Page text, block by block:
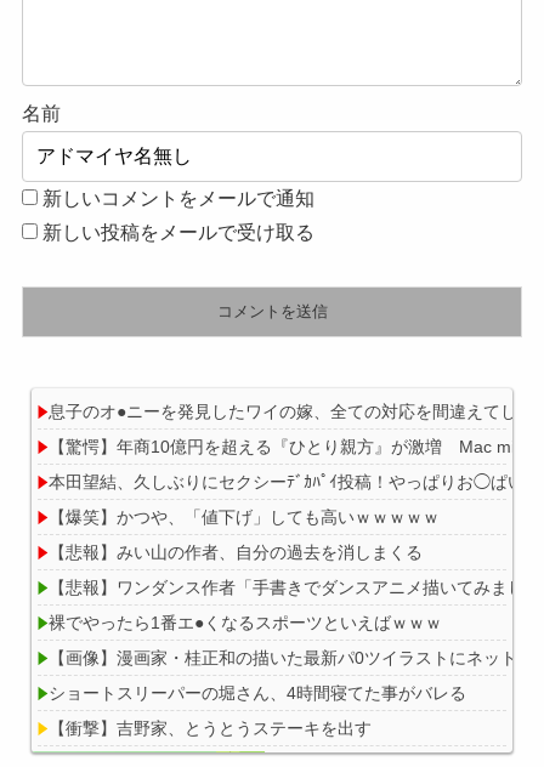
名前
新しいコメントをメールで通知
新しい投稿をメールで受け取る
息子のオ●ニーを発見したワイの嫁、全ての対応を間違えてし
【驚愕】年商10億円を超える『ひとり親方』が激増 Mac mini
本田望結、久しぶりにセクシーﾃﾞｶﾊﾟｲ投稿！やっぱりお◯ぱい
【爆笑】かつや、「値下げ」しても高いｗｗｗｗｗ
【悲報】みい山の作者、自分の過去を消しまくる
【悲報】ワンダンス作者「手書きでダンスアニメ描いてみま
裸でやったら1番エ●くなるスポーツといえばｗｗｗ
【画像】漫画家・桂正和の描いた最新パ0ツイラストにネット
ショートスリーパーの堀さん、4時間寝てた事がバレる
【衝撃】吉野家、とうとうステーキを出す